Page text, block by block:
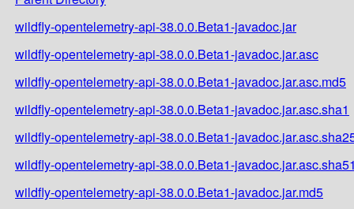
wildfly-opentelemetry-api-38.0.0.Beta1-javadoc.jar
wildfly-opentelemetry-api-38.0.0.Beta1-javadoc.jar.asc
wildfly-opentelemetry-api-38.0.0.Beta1-javadoc.jar.asc.md5
wildfly-opentelemetry-api-38.0.0.Beta1-javadoc.jar.asc.sha1
wildfly-opentelemetry-api-38.0.0.Beta1-
wildfly-opentelemetry-api-38.0.0.Beta1-
wildfly-opentelemetry-api-38.0.0.Beta1-javadoc.jar.md5